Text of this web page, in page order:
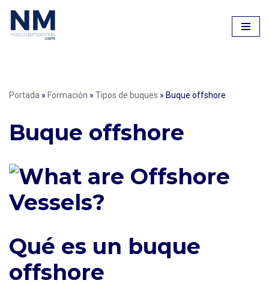
Saltar
Portada » Formación » Tipos de buques » Buque offshore
Buque offshore
Qué es un buque
offshore